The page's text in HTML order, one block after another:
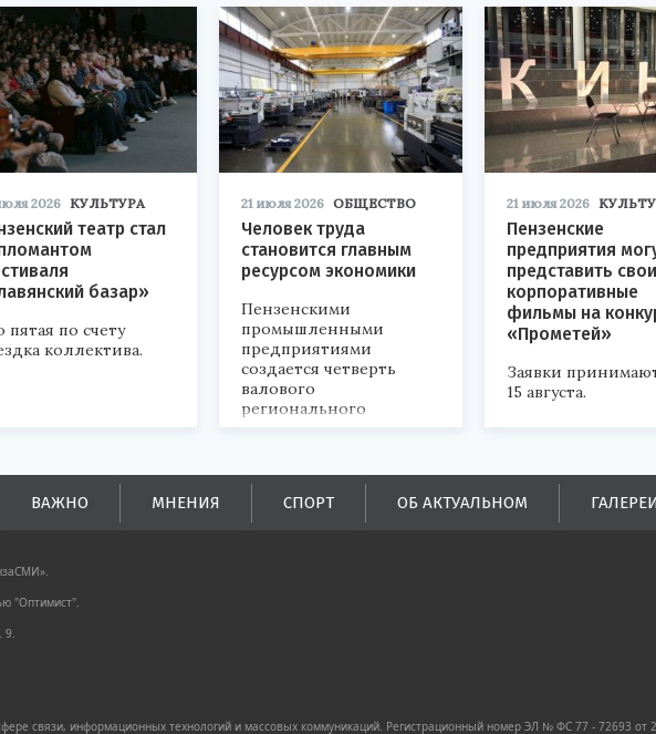
2026 КУЛЬТУРА
театр стал
базар»
пятая по счету
коллектива.
21 июля 2026 ОБЩЕСТВО
Человек труда
становится главным
ресурсом экономики
Пензенскими
промышленными
предприятиями
создается четверть
валового
регионального
продукта и
поступлений в
бюджеты всех уровней.
21 июля 2026
Пензенские
предприятия
представить свои
корпоративные
фильмы на
«Прометей»
Заявки
15 августа.
ВАЖНО МНЕНИЯ СПОРТ ОБ АКТУАЛЬНОМ
"Оптимист".
9.
связи, информационных технологий и массовых коммуникаций. Регистрационный номер ЭЛ № ФС 77 - 72693 от